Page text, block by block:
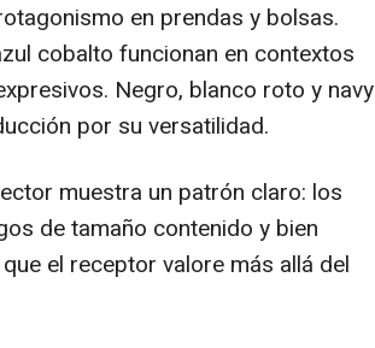
en prendas y bolsas.
cobalto funcionan en contextos
Negro, blanco roto y navy
por su versatilidad.
muestra un patrón claro: los
de tamaño contenido y bien
el receptor valore más allá del